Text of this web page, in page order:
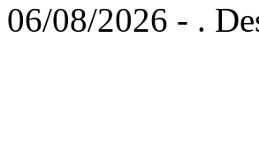
06/08/2026 - .